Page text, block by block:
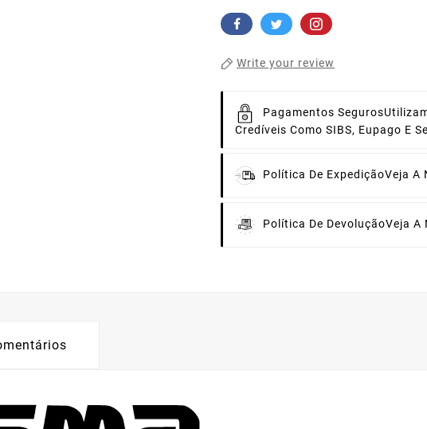
Write your review
Pagamentos Seguros
Credíveis Como SIBS, Eupago E
Política De ExpediçãoVeja A
Política De DevoluçãoVeja A